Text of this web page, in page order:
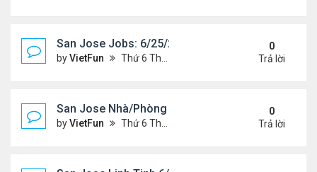
San Jose Jobs: 6/25/21- 7/2/2021
byVietFun Thứ 6 Tháng 6 25, 2021 2:14 pm
0
Trả lời
San Jose Nhà/Phòng 6/25/21-7/2/21
byVietFun Thứ 6 Tháng 6 25, 2021 2:11 pm
0
Trả lời